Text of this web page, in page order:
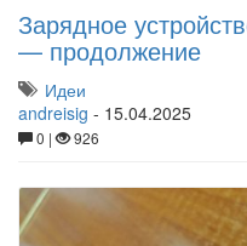
Зарядное
— продолжение
Идеи
andreisig - 15.04.2025
0 | 926